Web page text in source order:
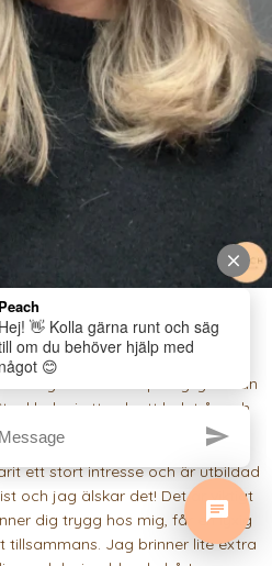
allihopa! 🌸
Jag kommer ursprungligen från
i ett och ett halvt år och
stortrivs!
ett stort intresse och är utbildad
och jag älskar det! Det är viktigt
dig trygg hos mig, får en lyxig
tillsammans. Jag brinner lite extra